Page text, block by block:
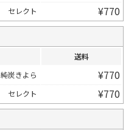
セレクト ¥770
送料
純炭きよら
¥770
セレクト ¥770